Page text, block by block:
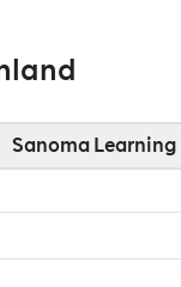
Sanoma Learning